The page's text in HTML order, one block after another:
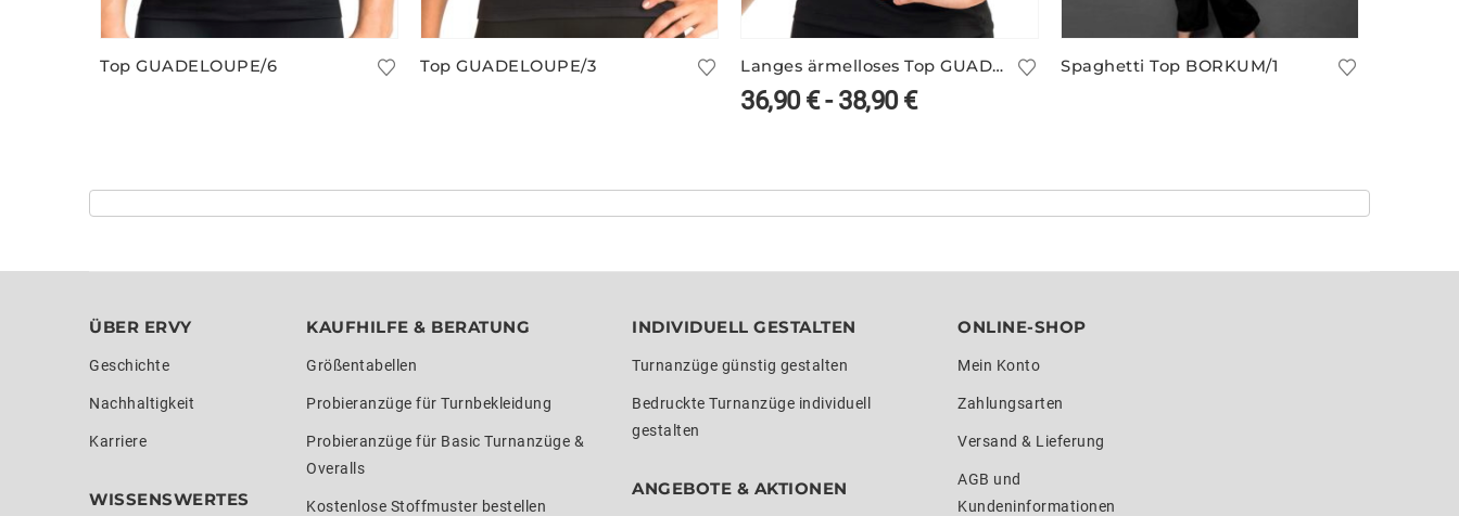
Top GUADELOUPE/6 Top GUADELOUPE/3 Langes ärmelloses Top GUADELOUPE/14 mit Glanz
36,90€-38,90€
Spaghetti Top BORKUM/1
ÜBER ERVY
Geschichte
Nachhaltigkeit
Karriere
WISSENSWERTES
KAUFHILFE & BERATUNG
Größentabellen
Probieranzüge für Turnbekleidung
Probieranzüge für Basic Turnanzüge &
Overalls
Kostenlose Stoffmuster bestellen
INDIVIDUELL GESTALTEN
Turnanzüge günstig gestalten
Bedruckte Turnanzüge individuell
gestalten
ANGEBOTE & AKTIONEN
ONLINE-SHOP
Mein Konto
Zahlungsarten
Versand & Lieferung
AGB und
Kundeninformationen